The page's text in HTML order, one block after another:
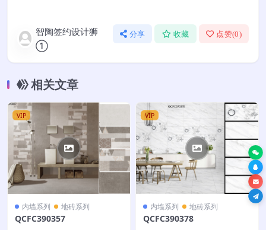
智陶签约设计狮
①
分享 收藏 点赞(0)
相关文章
VIP
内墙系列 地砖系列
QCFC390357
VIP
内墙系列 地砖系列
QCFC390378